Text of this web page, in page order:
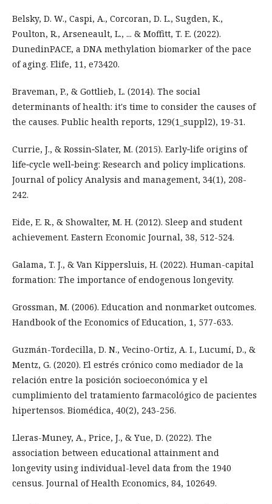
Belsky, D. W., Caspi, A., Corcoran, D. L., Sugden, K.,
Poulton, R., Arseneault, L., ... & Moffitt, T. E. (2022).
DunedinPACE, a DNA methylation biomarker of the pace
of aging. Elife, 11, e73420.
Braveman, P., & Gottlieb, L. (2014). The social
determinants of health: it's time to consider the causes of
the causes. Public health reports, 129(1_suppl2), 19-31.
Currie, J., & Rossin‐Slater, M. (2015). Early‐life origins of
life‐cycle well‐being: Research and policy implications.
Journal of policy Analysis and management, 34(1), 208-
242.
Eide, E. R., & Showalter, M. H. (2012). Sleep and student
achievement. Eastern Economic Journal, 38, 512-524.
Galama, T. J., & Van Kippersluis, H. (2022). Human-capital
formation: The importance of endogenous longevity.
Grossman, M. (2006). Education and nonmarket outcomes.
Handbook of the Economics of Education, 1, 577-633.
Guzmán-Tordecilla, D. N., Vecino-Ortiz, A. I., Lucumí, D., &
Mentz, G. (2020). El estrés crónico como mediador de la
relación entre la posición socioeconómica y el
cumplimiento del tratamiento farmacológico de pacientes
hipertensos. Biomédica, 40(2), 243-256.
Lleras-Muney, A., Price, J., & Yue, D. (2022). The
association between educational attainment and
longevity using individual-level data from the 1940
census. Journal of Health Economics, 84, 102649.